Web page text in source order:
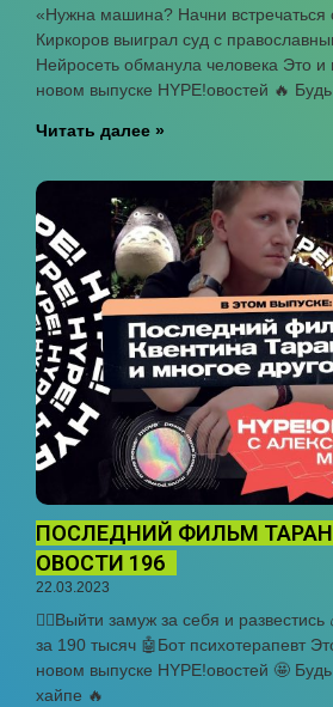
«Нужна машина? Начни
Киркоров выиграл суд с
Нейросеть обманула человека Это и
новом выпуске HYPE!овостей 🔥
Читать далее »
ПОСЛЕДНИЙ ФИЛЬМ
ОВОСТИ 196
22.03.2023
👰‍♀️Выйти замуж за себя и развестись
за 190 тысяч 🤖Бот психотерапевт
новом выпуске HYPE!овостей 🤩
хайпе 🔥